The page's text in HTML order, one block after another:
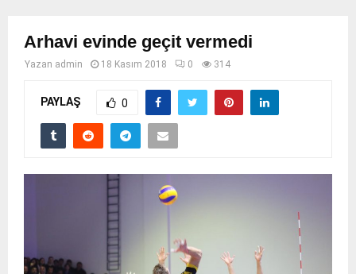
Arhavi evinde geçit vermedi
Yazan admin 18 Kasım 2018 0 314
PAYLAŞ 0